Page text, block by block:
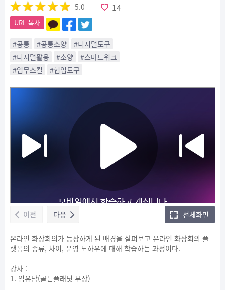
5.0
14
URL 복사
#공통 #공통소양
#디지털도구
#디지털활용
#소양
#스마트워크
#업무스킬
#협업도구
이전 다음 전체화면
온라인 화상회의가 등장하게 된 배경을 살펴보고 온라인 화상회의 플
랫폼의 종류, 차이, 운영 노하우에 대해 학습하는 과정이다.
강사 :
1. 임유담(골든플래닛 부장)